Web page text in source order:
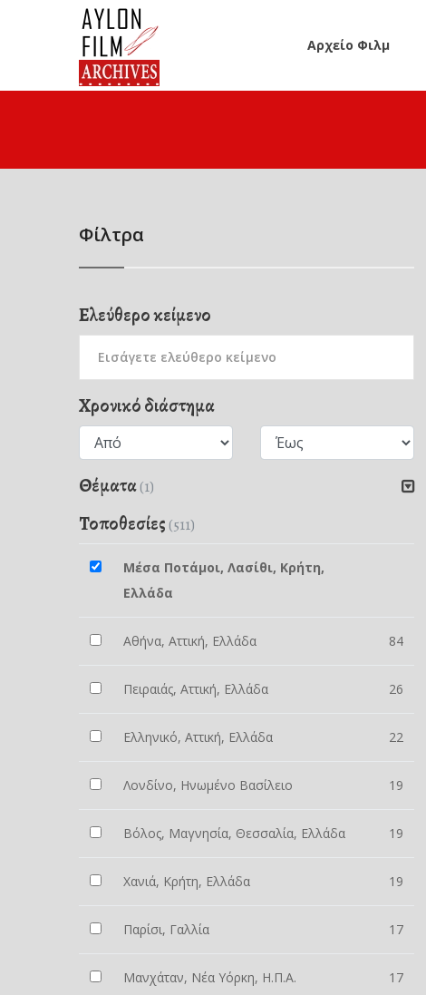
Αρχείο Φιλμ
Φίλτρα
Ελεύθερο κείμενο
Χρονικό διάστημα
Θέματα(1)
Τοποθεσίες (511)
Μέσα Ποτάμοι, Λασίθι, Κρήτη,
Ελλάδα
Αθήνα, Αττική, Ελλάδα 84
Πειραιάς, Αττική, Ελλάδα 26
Ελληνικό, Αττική, Ελλάδα 22
Λονδίνο, Ηνωμένο Βασίλειο 19
Βόλος, Μαγνησία, Θεσσαλία, Ελλάδα 19
Χανιά, Κρήτη, Ελλάδα 19
Παρίσι, Γαλλία 17
Μανχάταν, Νέα Υόρκη, Η.Π.Α. 17